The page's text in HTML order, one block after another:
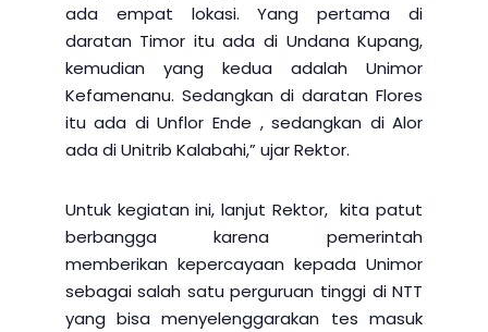
ada empat lokasi. Yang pertama di
daratan Timor itu ada di Undana Kupang,
kemudian yang kedua adalah Unimor
Kefamenanu. Sedangkan di daratan Flores
itu ada di Unflor Ende , sedangkan di Alor
ada di Unitrib Kalabahi,” ujar Rektor.
Untuk kegiatan ini, lanjut Rektor, kita patut
berbangga karena pemerintah
memberikan kepercayaan kepada Unimor
sebagai salah satu perguruan tinggi di NTT
yang bisa menyelenggarakan tes masuk